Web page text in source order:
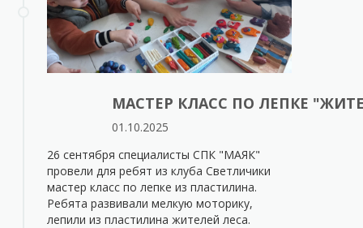
МАСТЕР КЛАСС ПО ЛЕПКЕ
01.10.2025
26 сентября специалисты СПК "МАЯК"
провели для ребят из клуба Светличики
мастер класс по лепке из пластилина.
Ребята развивали мелкую моторику,
лепили из пластилина жителей леса.